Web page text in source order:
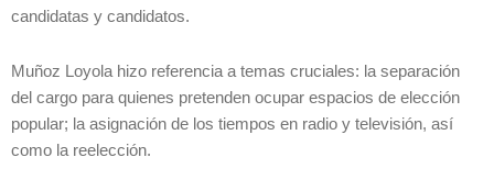
candidatas y candidatos.
Muñoz Loyola hizo referencia a temas cruciales: la separación
del cargo para quienes pretenden ocupar espacios de elección
popular; la asignación de los tiempos en radio y televisión, así
como la reelección.